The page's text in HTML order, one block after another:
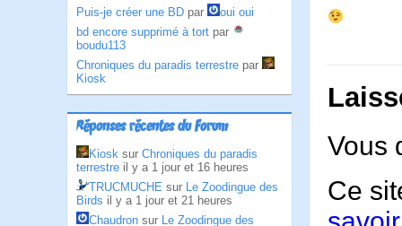
Puis-je créer une BD par
oui oui
bd encore supprimé à tort par
boudu113
Chroniques du paradis terrestre par
Kiosk
Réponses récentes du Forum
Kiosk sur Chroniques du paradis
terrestre il y a 1 jour et 16 heures
TRUCMUCHE sur Le Zoodingue des
Birds il y a 1 jour et 21 heures
Chaudron sur Le Zoodingue des
Vous
Ce